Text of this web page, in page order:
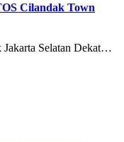
Cilandak Town
Selatan Dekat…